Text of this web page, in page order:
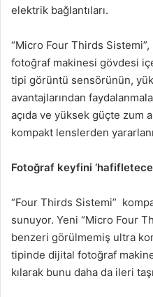
elektrik bağlantıları.
“Micro Four Thirds Sistemi”,
fotoğraf makinesi gövdesi
tipi görüntü sensörünün,
avantajlarından
açıda ve yüksek güçte zum
kompakt lenslerden
Fotoğraf keyfini
“Four Thirds Sistemi”
sunuyor. Yeni “Micro Four
benzeri görülmemiş ultra
tipinde dijital fotoğraf
kılarak bunu daha da ileri